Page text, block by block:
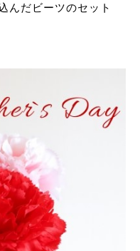
んだビーツのセット